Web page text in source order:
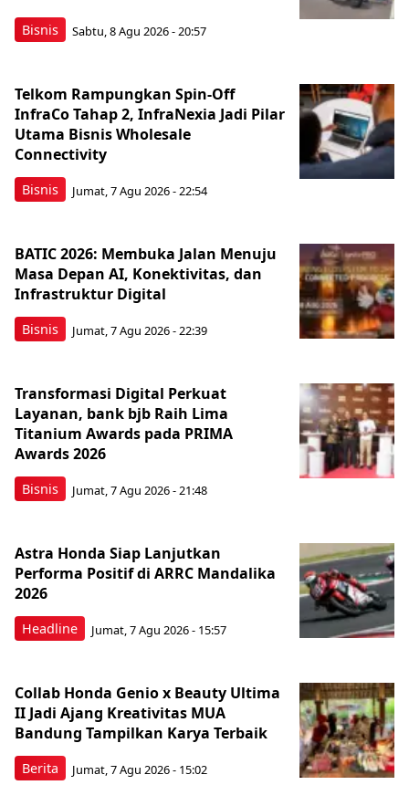
Bisnis Sabtu, 8 Agu 2026 - 20:57
Bisnis
Telkom Rampungkan Spin-Off
InfraCo Tahap 2, InfraNexia Jadi Pilar
Utama Bisnis Wholesale
Connectivity
Jumat, 7 Agu 2026 - 22:54
Bisnis
BATIC 2026: Membuka Jalan Menuju
Masa Depan AI, Konektivitas, dan
Infrastruktur Digital
Jumat, 7 Agu 2026 - 22:39
Bisnis
Transformasi Digital Perkuat
Layanan, bank bjb Raih Lima
Titanium Awards pada PRIMA
Awards 2026
Jumat, 7 Agu 2026 - 21:48
Headline
Astra Honda Siap Lanjutkan
Performa Positif di ARRC Mandalika
2026
Jumat, 7 Agu 2026 - 15:57
Berita
Collab Honda Genio x Beauty Ultima
II Jadi Ajang Kreativitas MUA
Bandung Tampilkan Karya Terbaik
Jumat, 7 Agu 2026 - 15:02